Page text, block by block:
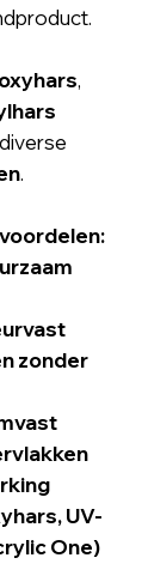
,
.
zonder
,UV-
One)